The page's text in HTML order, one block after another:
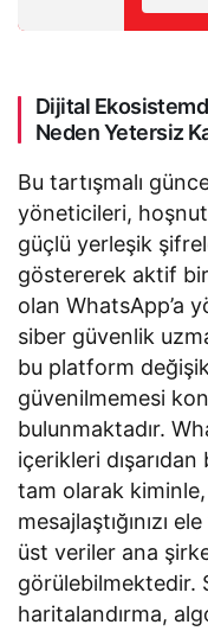
Dijital
Neden Yetersiz
Bu tartışmalı
yöneticileri,
güçlü yerleşik
göstererek aktif
olan WhatsApp’a
siber güvenlik
bu platform
güvenilmemesi
bulunmaktadır.
içerikleri
tam olarak kiminle,
mesajlaştığınızı
üst veriler ana
görülebilmektedir.
haritalandırma,